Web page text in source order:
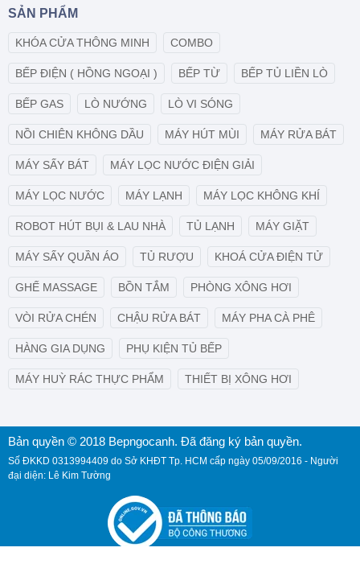
SẢN PHẨM
KHÓA CỬA THÔNG MINH COMBO
BẾP ĐIỆN ( HỒNG NGOẠI ) BẾP TỪ BẾP TỦ LIỀN LÒ
BẾP GAS LÒ NƯỚNG LÒ VI SÓNG
NỒI CHIÊN KHÔNG DẦU MÁY HÚT MÙI MÁY RỬA BÁT
MÁY SẤY BÁT MÁY LỌC NƯỚC ĐIỆN GIẢI
MÁY LỌC NƯỚC MÁY LẠNH MÁY LỌC KHÔNG KHÍ
ROBOT HÚT BỤI & LAU NHÀ TỦ LẠNH MÁY GIẶT
MÁY SẤY QUẦN ÁO TỦ RƯỢU KHOÁ CỬA ĐIỆN TỬ
GHẾ MASSAGE BỒN TẮM PHÒNG XÔNG HƠI
VÒI RỬA CHÉN CHẬU RỬA BÁT MÁY PHA CÀ PHÊ
HÀNG GIA DỤNG PHỤ KIỆN TỦ BẾP
MÁY HUỲ RÁC THỰC PHẨM THIẾT BỊ XÔNG HƠI
Bản quyền © 2018 Bepngocanh. Đã đăng ký bản quyền.
Số ĐKKD 0313994409 do Sở KHĐT Tp. HCM cấp ngày 05/09/2016 - Người
đại diện: Lê Kim Tường